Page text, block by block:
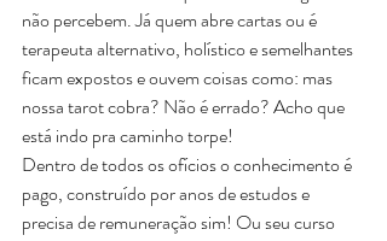
não percebem. Já quem abre cartas ou é
terapeuta alternativo, holístico e semelhantes
ficam expostos e ouvem coisas como: mas
nossa tarot cobra? Não é errado? Acho que
está indo pra caminho torpe!
Dentro de todos os ofícios o conhecimento é
pago, construído por anos de estudos e
precisa de remuneração sim! Ou seu curso